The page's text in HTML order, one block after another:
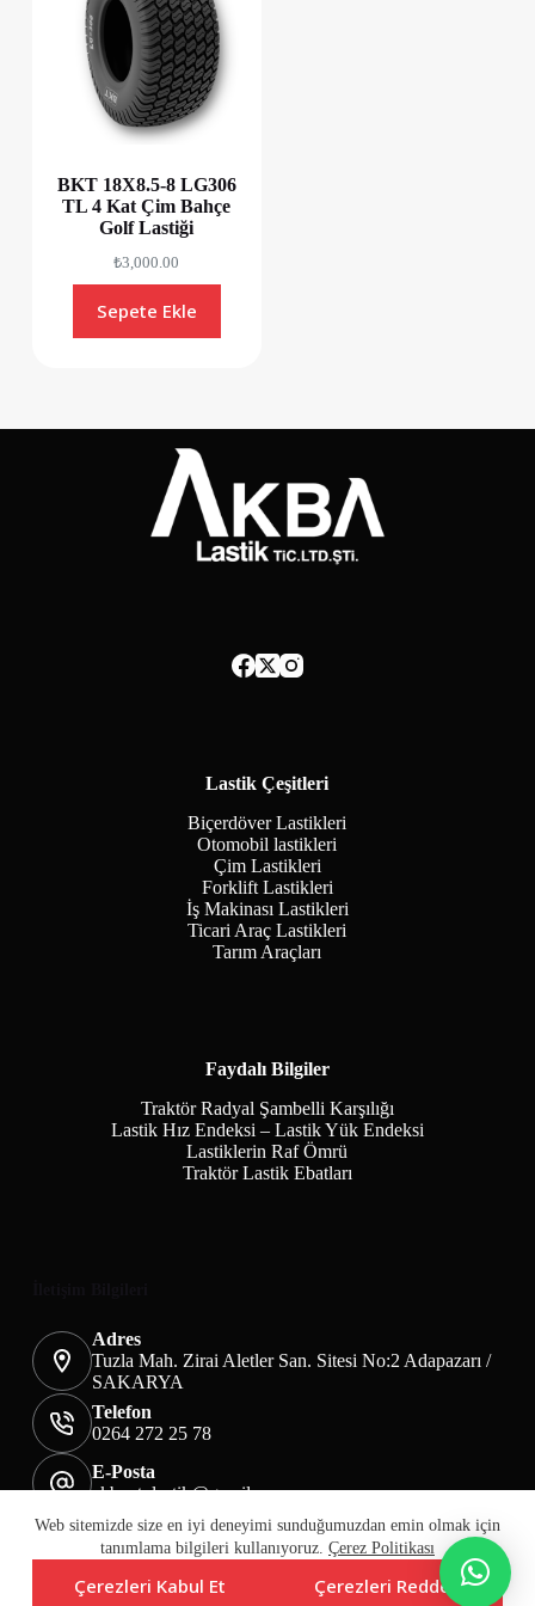
Web sitemizde size en iyi deneyimi sunduğumuzdan emin olmak için
tanımlama bilgileri kullanıyoruz. Çerez Politikası
Çerezleri Kabul Et Çerezleri Reddet
BKT 18X8.5-8 LG306
TL 4 Kat Çim Bahçe
Golf Lastiği
₺3,000.00
Sepete Ekle
Lastik Çeşitleri
Biçerdöver Lastikleri
Otomobil lastikleri
Çim Lastikleri
Forklift Lastikleri
İş Makinası Lastikleri
Ticari Araç Lastikleri
Tarım Araçları
Faydalı Bilgiler
Traktör Radyal Şambelli Karşılığı
Lastik Hız Endeksi – Lastik Yük Endeksi
Lastiklerin Raf Ömrü
Traktör Lastik Ebatları
Adres
Tuzla Mah. Zirai Aletler San. Sitesi No:2 Adapazarı /
SAKARYA
Telefon
0264 272 25 78
E-Posta
akbaotolastik@gmail.com
Mesafeli Satış Sözleşmesi
Teslimat&İade
Üyelik KVKK Sayfası
Çerez Politikası